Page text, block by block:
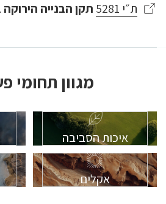
ת״י 5281
תקן הבנייה
מגוון תחומי
איכות הסביבה
אקלים